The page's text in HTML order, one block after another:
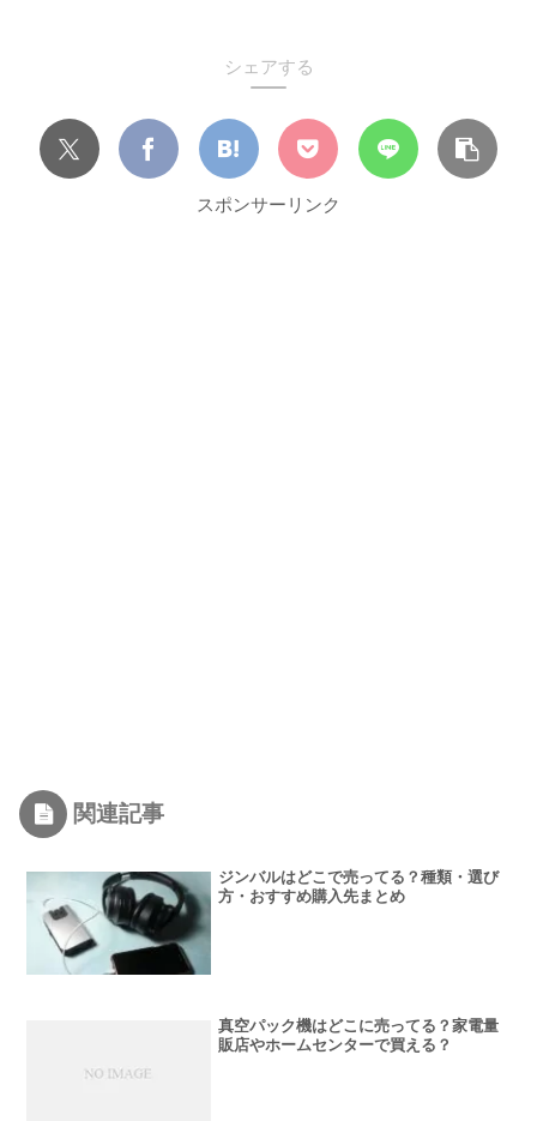
シェアする
スポンサーリンク
関連記事
ジンバルはどこで売ってる？種類・選び
方・おすすめ購入先まとめ
真空パック機はどこに売ってる？家電量
販店やホームセンターで買える？